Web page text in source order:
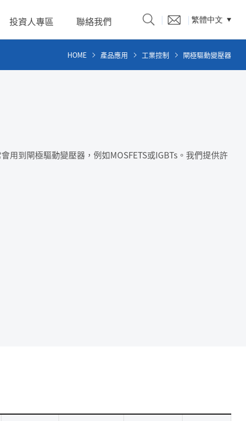
入
投資人專區 聯絡我們 繁體中文
HOME 產品應用 工業控制 閘極驅動變壓器
用到閘極驅動變壓器，例如MOSFETS或IGBTs。我們提供許